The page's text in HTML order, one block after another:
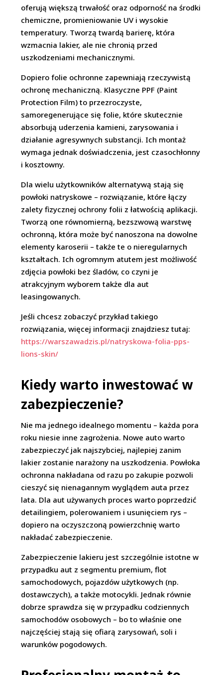
oferują większą trwałość oraz odporność na środki
chemiczne, promieniowanie UV i wysokie
temperatury. Tworzą twardą barierę, która
wzmacnia lakier, ale nie chronią przed
uszkodzeniami mechanicznymi.
Dopiero folie ochronne zapewniają rzeczywistą
ochronę mechaniczną. Klasyczne PPF (Paint
Protection Film) to przezroczyste,
samoregenerujące się folie, które skutecznie
absorbują uderzenia kamieni, zarysowania i
działanie agresywnych substancji. Ich montaż
wymaga jednak doświadczenia, jest czasochłonny
i kosztowny.
Dla wielu użytkowników alternatywą stają się
powłoki natryskowe – rozwiązanie, które łączy
zalety fizycznej ochrony folii z łatwością aplikacji.
Tworzą one równomierną, bezszwową warstwę
ochronną, która może być nanoszona na dowolne
elementy karoserii – także te o nieregularnych
kształtach. Ich ogromnym atutem jest możliwość
zdjęcia powłoki bez śladów, co czyni je
atrakcyjnym wyborem także dla aut
leasingowanych.
Jeśli chcesz zobaczyć przykład takiego
rozwiązania, więcej informacji znajdziesz tutaj:
https://warszawadzis.pl/natryskowa-folia-pps-
lions-skin/
Kiedy warto inwestować w
zabezpieczenie?
Nie ma jednego idealnego momentu – każda pora
roku niesie inne zagrożenia. Nowe auto warto
zabezpieczyć jak najszybciej, najlepiej zanim
lakier zostanie narażony na uszkodzenia. Powłoka
ochronna nakładana od razu po zakupie pozwoli
cieszyć się nienagannym wyglądem auta przez
lata. Dla aut używanych proces warto poprzedzić
detailingiem, polerowaniem i usunięciem rys –
dopiero na oczyszczoną powierzchnię warto
nakładać zabezpieczenie.
Zabezpieczenie lakieru jest szczególnie istotne w
przypadku aut z segmentu premium, flot
samochodowych, pojazdów użytkowych (np.
dostawczych), a także motocykli. Jednak równie
dobrze sprawdza się w przypadku codziennych
samochodów osobowych – bo to właśnie one
najczęściej stają się ofiarą zarysowań, soli i
warunków pogodowych.